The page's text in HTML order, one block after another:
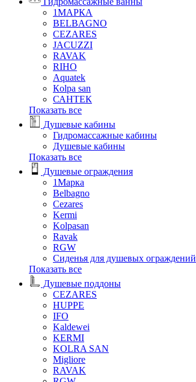
1МАРКА
BELBAGNO
CEZARES
JACUZZI
RAVAK
RIHO
Аquatek
Кolpa san
САНТЕК
Показать все
Душевые кабины
Гидромассажные кабины
Душевые кабины
Показать все
Душевые ограждения
1Марка
Belbagno
Cezares
Kermi
Kolpasan
Ravak
RGW
Сиденья для душевых ограждений
Показать все
Душевые поддоны
CEZARES
HUPPE
IFO
Kaldewei
KERMI
KOLRA SAN
Migliore
RAVAK